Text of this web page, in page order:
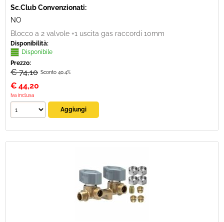
Sc.Club Convenzionati:
NO
Blocco a 2 valvole +1 uscita gas raccordi 10mm
Disponibilità:
Disponibile
Prezzo:
€ 74,10 Sconto 40.4%
€ 44,20
Iva inclusa